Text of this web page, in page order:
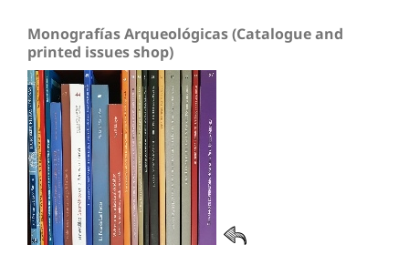
Monografías Arqueológicas (Catalogue and
printed issues shop)